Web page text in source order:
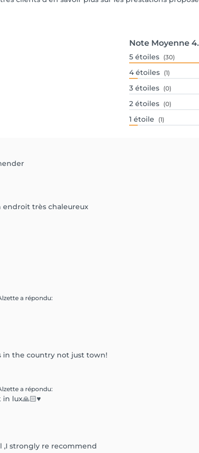
Note Moyenne
5 étoiles (30)
4 étoiles (1)
3 étoiles (0)
2 étoiles (0)
1 étoile (1)
endroit très chaleureux
a répondu:
in the country not just town!
a répondu:
lux🙏🏻♥️
,I strongly re recommend